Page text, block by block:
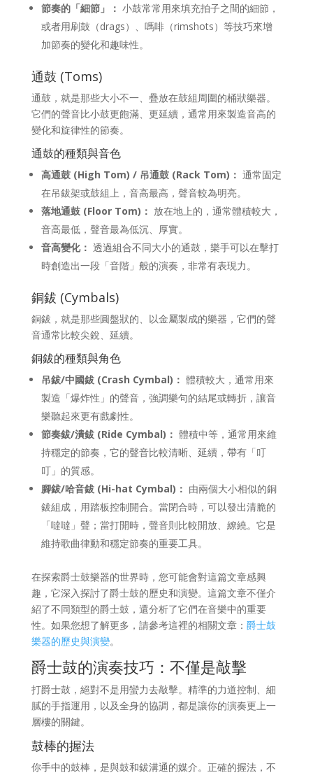
節奏的「細節」： 小鼓常常用來填充拍子之間的細節，
或者用刷鼓（drags）、嗎啡（rimshots）等技巧來增
加節奏的變化和趣味性。
通鼓 (Toms)
通鼓，就是那些大小不一、疊放在鼓組周圍的桶狀樂器。
它們的聲音比小鼓更飽滿、更延續，通常用來製造音高的
變化和旋律性的節奏。
通鼓的種類與音色
高通鼓 (High Tom) / 吊通鼓 (Rack Tom)： 通常固定
在吊鈸架或鼓組上，音高最高，聲音較為明亮。
落地通鼓 (Floor Tom)： 放在地上的，通常體積較大，
音高最低，聲音最為低沉、厚實。
音高變化： 透過組合不同大小的通鼓，樂手可以在擊打
時創造出一段「音階」般的演奏，非常有表現力。
銅鈸 (Cymbals)
銅鈸，就是那些圓盤狀的、以金屬製成的樂器，它們的聲
音通常比較尖銳、延續。
銅鈸的種類與角色
吊鈸/中國鈸 (Crash Cymbal)： 體積較大，通常用來
製造「爆炸性」的聲音，強調樂句的結尾或轉折，讓音
樂聽起來更有戲劇性。
節奏鈸/潰鈸 (Ride Cymbal)： 體積中等，通常用來維
持穩定的節奏，它的聲音比較清晰、延續，帶有「叮
叮」的質感。
腳鈸/哈音鈸 (Hi-hat Cymbal)： 由兩個大小相似的銅
鈸組成，用踏板控制開合。當閉合時，可以發出清脆的
「噠噠」聲；當打開時，聲音則比較開放、繚繞。它是
維持歌曲律動和穩定節奏的重要工具。
在探索爵士鼓樂器的世界時，您可能會對這篇文章感興
趣，它深入探討了爵士鼓的歷史和演變。這篇文章不僅介
紹了不同類型的爵士鼓，還分析了它們在音樂中的重要
性。如果您想了解更多，請參考這裡的相關文章： 爵士鼓
樂器的歷史與演變。
爵士鼓的演奏技巧：不僅是敲擊
打爵士鼓，絕對不是用蠻力去敲擊。精準的力道控制、細
膩的手指運用，以及全身的協調，都是讓你的演奏更上一
層樓的關鍵。
鼓棒的握法
你手中的鼓棒，是與鼓和鈸溝通的媒介。正確的握法，不